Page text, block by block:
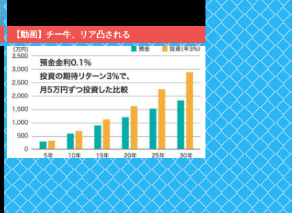
【動画】チー牛、リア凸される